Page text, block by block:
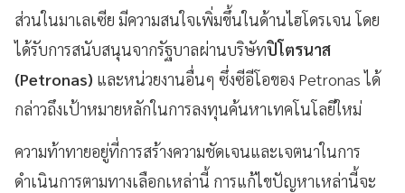
ส่วนในมาเลเซีย มีความสนใจเพิ่มขึ้นในด้านไฮโดรเจน โดย
ได้รับการสนับสนุนจากรัฐบาลผ่านบริษัทปิโตรนาส
(Petronas) และหน่วยงานอื่นๆ ซึ่งซีอีโอของ Petronas ได้
กล่าวถึงเป้าหมายหลักในการลงทุนค้นหาเทคโนโลยีใหม่
ความท้าทายอยู่ที่การสร้างความชัดเจนและเจตนาในการ
ดำเนินการตามทางเลือกเหล่านี้ การแก้ไขปัญหาเหล่านี้จะ